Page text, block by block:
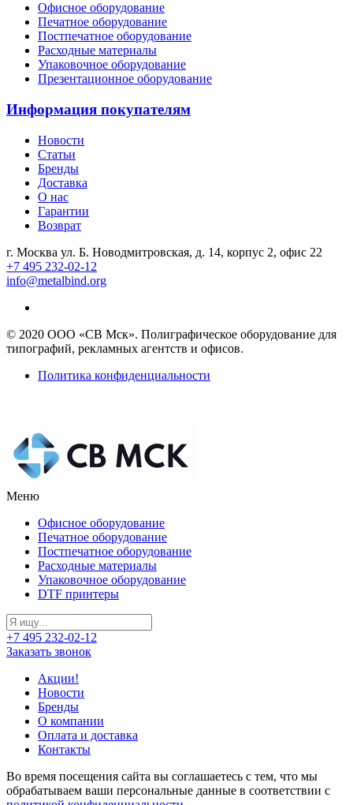
Офисное оборудование
Печатное оборудование
Постпечатное оборудование
Расходные материалы
Упаковочное оборудование
Презентационное оборудование
Информация покупателям
Новости
Статьи
Бренды
Доставка
О нас
Гарантии
Возврат
г. Москва ул. Б. Новодмитровская, д. 14, корпус 2, офис 22
+7 495 232-02-12
info@metalbind.org
© 2020 ООО «СВ Мск». Полиграфическое оборудование для
типографий, рекламных агентств и офисов.
Политика конфиденциальности
Меню
Офисное оборудование
Печатное оборудование
Постпечатное оборудование
Расходные материалы
Упаковочное оборудование
DTF принтеры
+7 495 232-02-12
Заказать звонок
Акции!
Новости
Бренды
О компании
Оплата и доставка
Контакты
Во время посещения сайта вы соглашаетесь с тем, что мы
обрабатываем ваши персональные данные в соответствии с